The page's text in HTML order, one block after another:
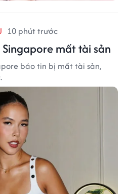
10 phút trước
mất tài sản
báo tin bị mất tài sản,